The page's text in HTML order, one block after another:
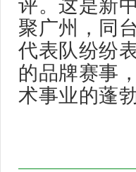
评。这是新
聚广州，同
代表队纷纷
的品牌赛事
术事业的蓬